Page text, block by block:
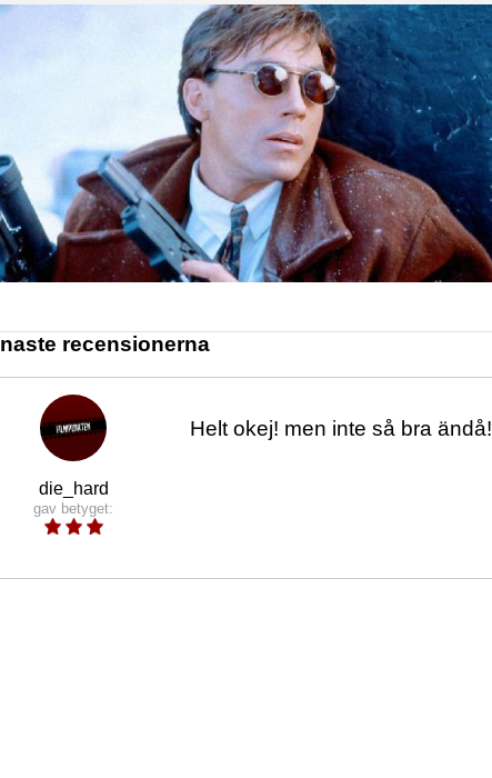
recensionerna
die_hard
gav betyget:
Helt okej! men inte så bra ändå!